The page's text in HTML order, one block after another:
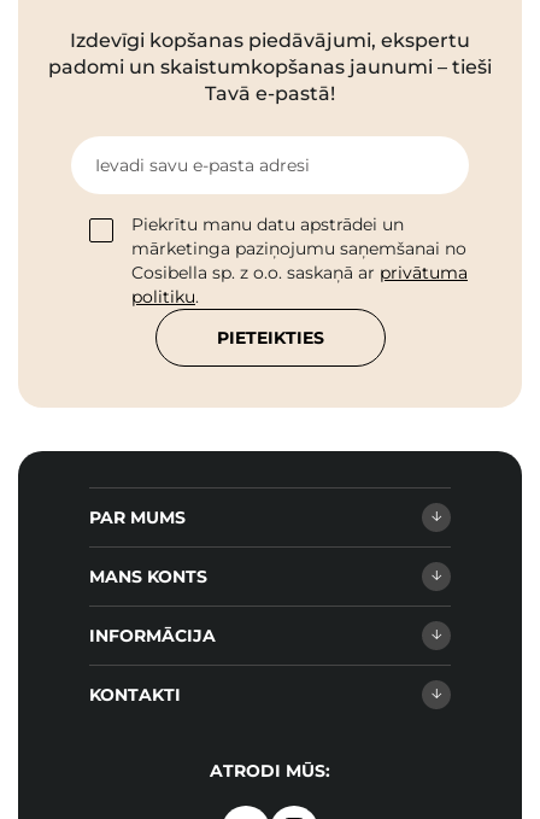
Izdevīgi kopšanas piedāvājumi, ekspertu
padomi un skaistumkopšanas jaunumi – tieši
Tavā e-pastā!
Ievadi savu e-pasta adresi
Piekrītu manu datu apstrādei un
mārketinga paziņojumu saņemšanai no
Cosibella sp. z o.o. saskaņā ar privātuma
politiku.
PIETEIKTIES
PAR MUMS
MANS KONTS
INFORMĀCIJA
KONTAKTI
ATRODI MŪS: